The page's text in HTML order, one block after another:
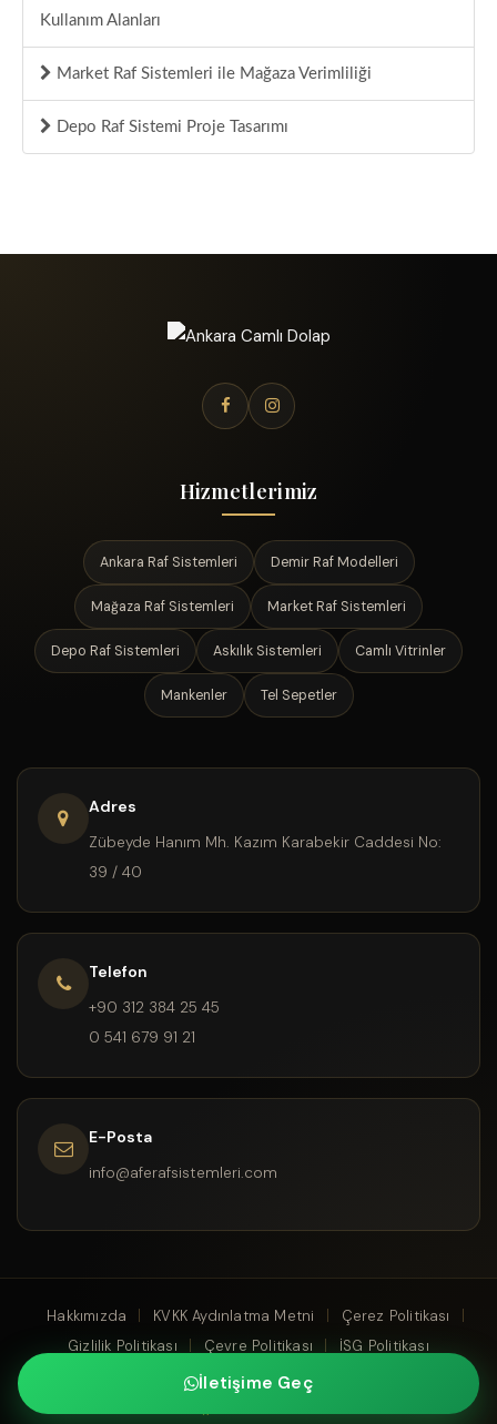
Kullanım Alanları
Market Raf Sistemleri ile Mağaza Verimliliği
Depo Raf Sistemi Proje Tasarımı
İletişime Geç
Hizmetlerimiz
Ankara Raf Sistemleri Demir Raf Modelleri
Mağaza Raf Sistemleri Market Raf Sistemleri
Depo Raf Sistemleri Askılık Sistemleri Camlı Vitrinler
Mankenler Tel Sepetler
Adres
Zübeyde Hanım Mh. Kazım Karabekir Caddesi No:
39 / 40
Telefon
+90 312 384 25 45
0 541 679 91 21
E-Posta
info@aferafsistemleri.com
Hakkımızda KVKK Aydınlatma Metni
Çerez Politikası
Gizlilik Politikası
Çevre Politikası İSG Politikası
© AFE RAF SİSTEMLERİ 1990 - 2026 Tüm Hakları Saklıdır. |